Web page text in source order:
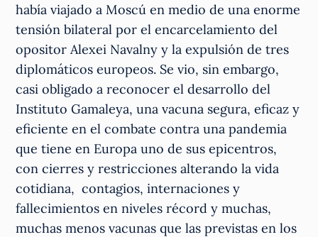
había viajado a Moscú en medio de una enorme
tensión bilateral por el encarcelamiento del
opositor Alexei Navalny y la expulsión de tres
diplomáticos europeos. Se vio, sin embargo,
casi obligado a reconocer el desarrollo del
Instituto Gamaleya, una vacuna segura, eficaz y
eficiente en el combate contra una pandemia
que tiene en Europa uno de sus epicentros,
con cierres y restricciones alterando la vida
cotidiana, contagios, internaciones y
fallecimientos en niveles récord y muchas,
muchas menos vacunas que las previstas en los